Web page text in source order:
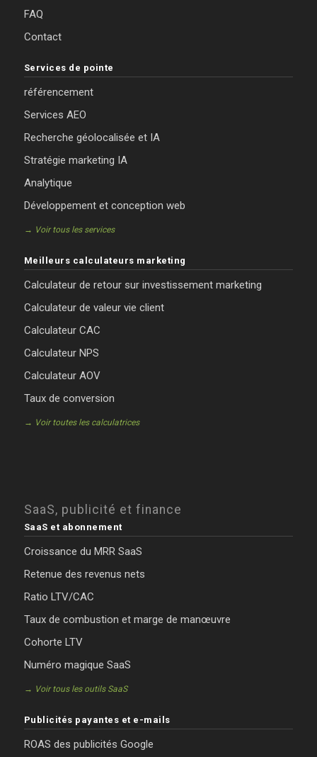
FAQ
Contact
Services de pointe
référencement
Services AEO
Recherche géolocalisée et IA
Stratégie marketing IA
Analytique
Développement et conception web
→ Voir tous les services
Meilleurs calculateurs marketing
Calculateur de retour sur investissement marketing
Calculateur de valeur vie client
Calculateur CAC
Calculateur NPS
Calculateur AOV
Taux de conversion
→ Voir toutes les calculatrices
SaaS, publicité et finance
SaaS et abonnement
Croissance du MRR SaaS
Retenue des revenus nets
Ratio LTV/CAC
Taux de combustion et marge de manœuvre
Cohorte LTV
Numéro magique SaaS
→ Voir tous les outils SaaS
Publicités payantes et e-mails
ROAS des publicités Google